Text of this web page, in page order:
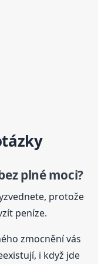
plné moci?
protože
peníze.
zmocnění vás
i když jde